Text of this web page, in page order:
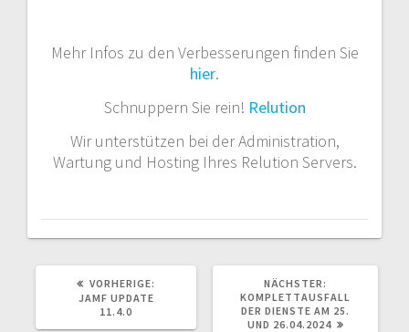
Mehr Infos zu den Verbesserungen finden Sie
hier.
Schnuppern Sie rein! Relution
Wir unterstützen bei der Administration,
Wartung und Hosting Ihres Relution Servers.
VORHERIGE:
JAMF UPDATE
11.4.0
NÄCHSTER:
BEITRAG:
KOMPLETTAUSFALL
DER DIENSTE AM 25.
UND 26.04.2024